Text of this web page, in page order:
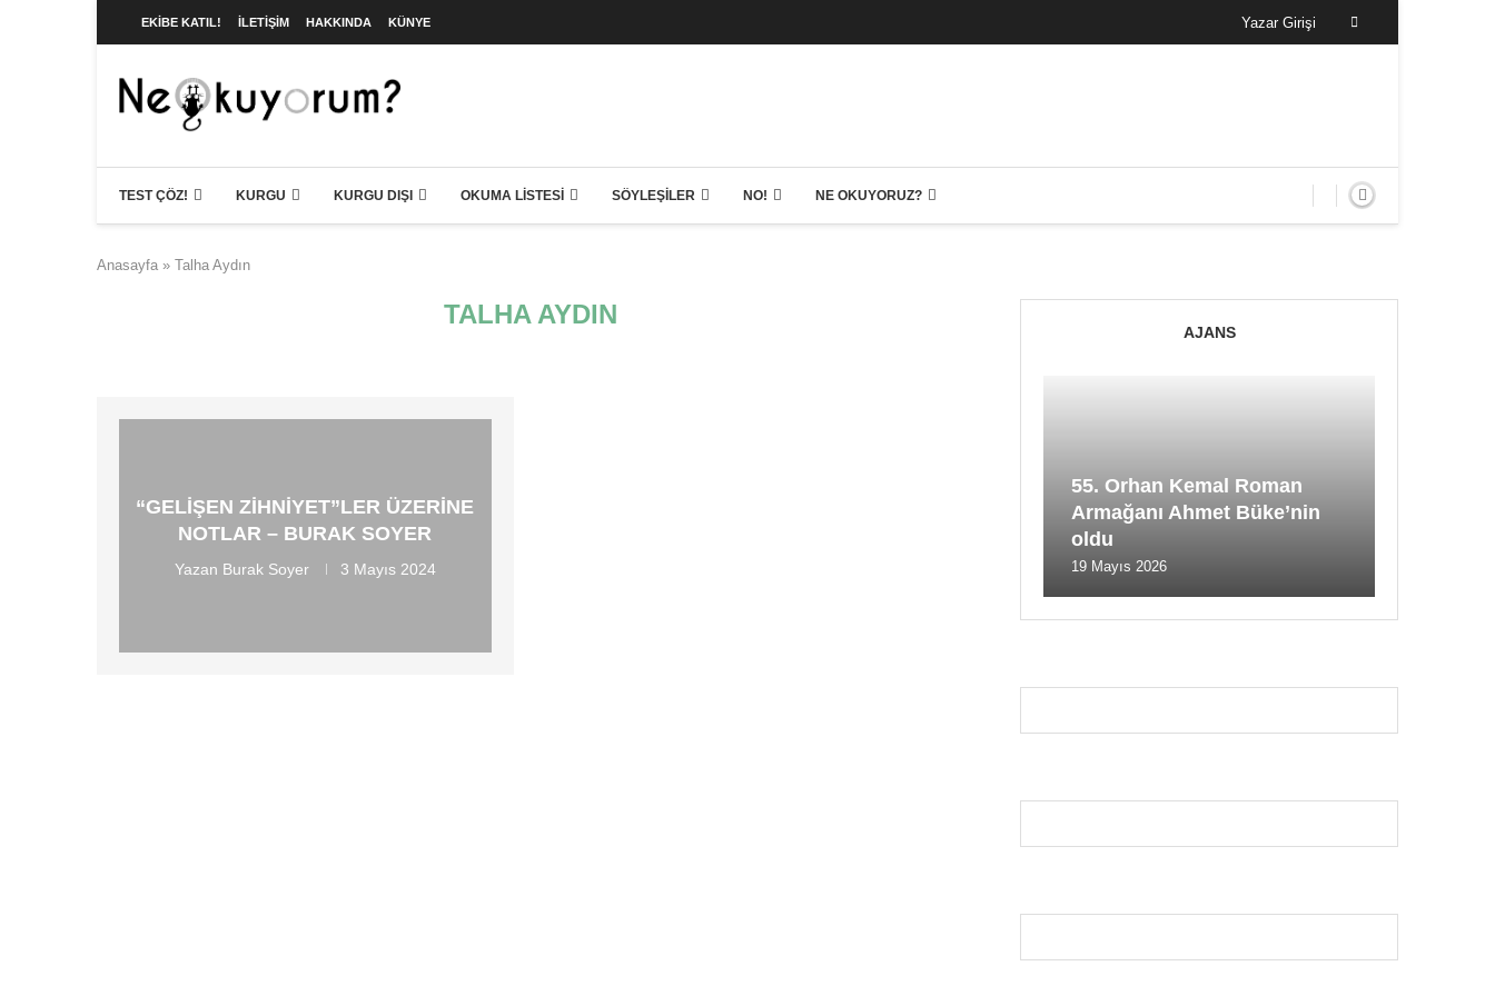
EKIBE KATIL! İLETIŞIM HAKKINDA KÜNYE Yazar Girişi
TEST ÇÖZ! KURGU KURGU DIŞI OKUMA LISTESI SÖYLEŞILER NO! NE OKUYORUZ?
Anasayfa » Talha Aydın
TALHA AYDIN
“GELIŞEN ZIHNIYET”LER ÜZERINE
NOTLAR – BURAK SOYER
Yazan Burak Soyer 3 Mayıs 2024
AJANS
55. Orhan Kemal Roman
Armağanı Ahmet Büke’nin
oldu
19 Mayıs 2026